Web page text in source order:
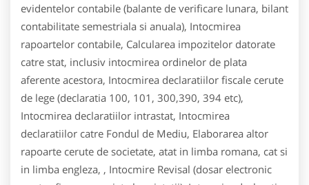
evidentelor contabile (balante de verificare lunara, bilant
contabilitate semestriala si anuala), Intocmirea
rapoartelor contabile, Calcularea impozitelor datorate
catre stat, inclusiv intocmirea ordinelor de plata
aferente acestora, Intocmirea declaratiilor fiscale cerute
de lege (declaratia 100, 101, 300,390, 394 etc),
Intocmirea declaratiilor intrastat, Intocmirea
declaratiilor catre Fondul de Mediu, Elaborarea altor
rapoarte cerute de societate, atat in limba romana, cat si
in limba engleza, , Intocmire Revisal (dosar electronic